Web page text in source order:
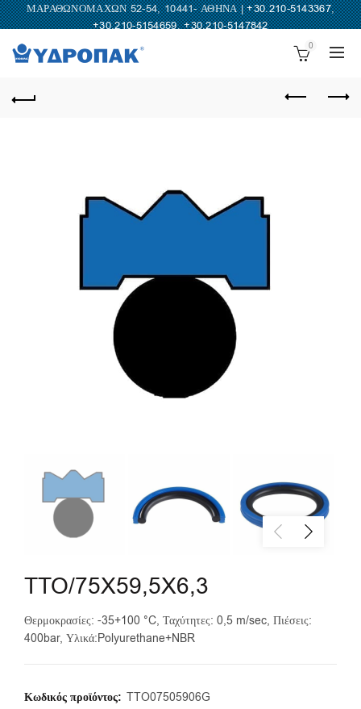
ΜΑΡΑΘΩΝΟΜΑΧΩΝ 52-54, 10441- ΑΘΗΝΑ |+30.210-5143367,
+30.210-5154659,+30.210-5147842
0
TTO/75X59,5X6,3
Θερμοκρασίες: -35+100 °C, Ταχύτητες: 0,5 m/sec, Πιέσεις:
400bar, Υλικά:Polyurethane+NBR
Κωδικός προϊόντος: TTO07505906G